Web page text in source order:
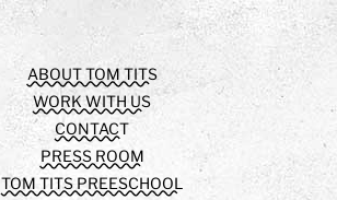
FacebookInstagram
Youtube
ABOUT TOM TITS
WORK WITH US
CONTACT
PRESS ROOM
TOM TITS PREESCHOOL